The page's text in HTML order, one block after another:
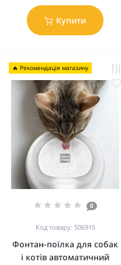
Купити
🔥 Рекомендація магазину
0
Код товару: 506915
Фонтан-поїлка для собак
і котів автоматичний